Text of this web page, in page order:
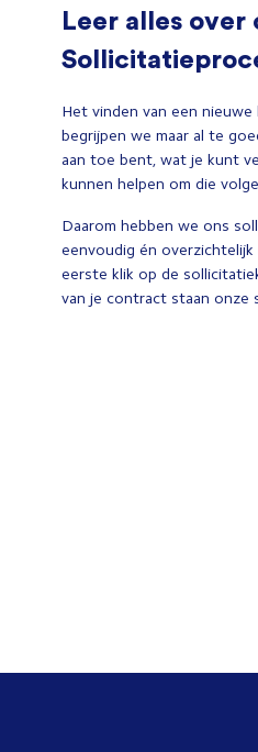
Leer alles over
Het vinden van een nieuwe
begrijpen we maar al te
aan toe bent, wat je kunt
kunnen helpen om die
Daarom hebben we ons
eenvoudig én overzichtelijk
eerste klik op de
van je contract staan onze